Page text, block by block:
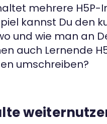
mehrere
kannst Du den
und wie man an
auch Lernende
umschreiben?